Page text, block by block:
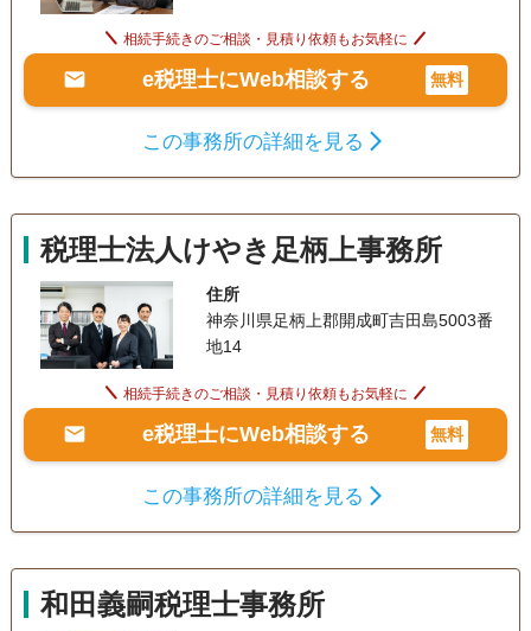
相続手続きのご相談・見積り依頼もお気軽に
e税理士にWeb相談する 無料
この事務所の詳細を見る
税理士法人けやき足柄上事務所
住所
神奈川県足柄上郡開成町吉田島5003番
地14
相続手続きのご相談・見積り依頼もお気軽に
e税理士にWeb相談する 無料
この事務所の詳細を見る
和田義嗣税理士事務所